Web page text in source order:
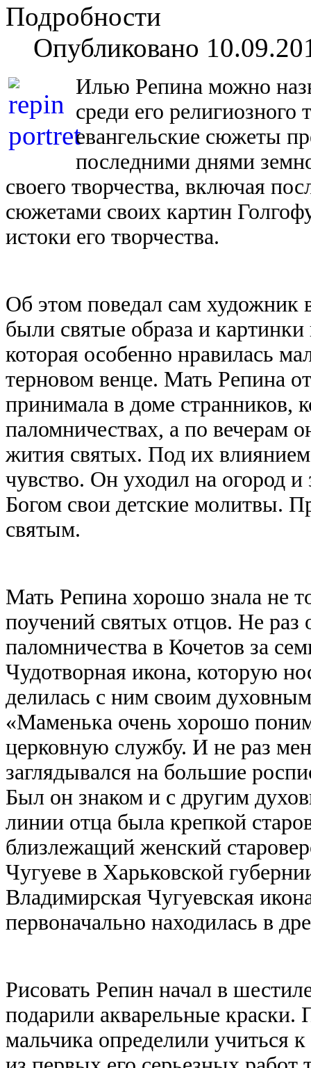
Подробности
Опубликовано
Илью Репина можно
среди его религиозного
евангельские сюжеты
последними днями
своего творчества, включая
сюжетами своих картин
истоки его творчества.
Об этом поведал сам художник
были святые образа и
которая особенно нравилась
терновом венце. Мать Репина
принимала в доме странников,
паломничествах, а по вечерам
жития святых. Под их
чувство. Он уходил на огород и
Богом свои детские молитвы.
святым.
Мать Репина хорошо знала не
поучений святых отцов. Не
паломничества в Кочетов за
Чудотворная икона, которую
делилась с ним своим
«Маменька очень хорошо
церковную службу. И не раз
заглядывался на большие
Был он знаком и с другим
линии отца была крепкой
близлежащий женский
Чугуеве в Харьковской
Владимирская Чугуевская
первоначально находилась в
Рисовать Репин начал в
подарили акварельные краски.
мальчика определили учиться